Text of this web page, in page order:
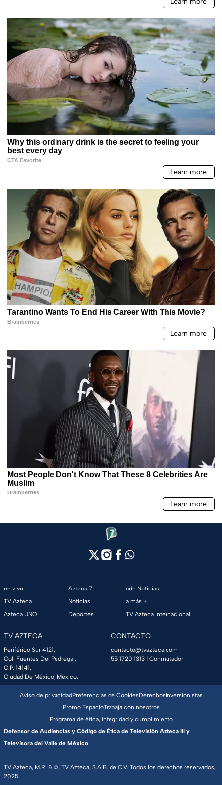
en vivo
TV Azteca
Azteca UNO
Azteca 7
Noticias
Deportes
adn Noticias
a más +
TV Azteca Internacional
TV AZTECA
Periférico Sur 4121,
Col. Fuentes Del Pedregal,
C.P. 14141,
Ciudad De México, México.
CONTACTO
contacto@tvazteca.com
55 1720 1313 | Conmutador
TV Azteca, M.R. & ©, TV Azteca, S.A.B. de C.V. Todos los derechos reservados,
2025.
Aviso de privacidadPreferencias de CookiesDerechosInversionistas
Promo EspacioTrabaja con nosotros
Programa de ética, integridad y cumplimiento
Defensor de Audiencias y Código de Ética de Televisión Azteca III y
Televisora del Valle de México